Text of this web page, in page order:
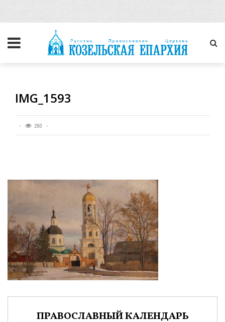
IMG_1593
260
ПРАВОСЛАВНЫЙ КАЛЕНДАРЬ